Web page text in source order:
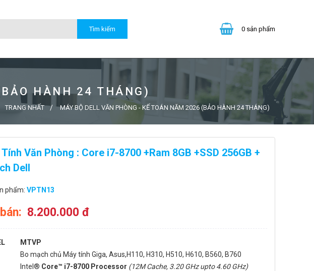
0 sản phẩm
HÀNH 24 THÁNG)
TRANG NHẤT MÁY BỘ DELL VĂN PHÒNG - KẾ TOÁN NĂM 2026 (BẢO HÀNH 24 THÁNG)
Văn Phòng : Core i7-8700 +Ram 8GB +SSD 256GB +
Dell
phẩm: VPTN13
8.200.000 đ
MTVP
Bo mạch chủ Máy tính Giga, Asus,H110, H310, H510, H610, B560, B760
Intel® Core™ i7-8700 Processor (12M Cache, 3.20 GHz upto 4.60 GHz)